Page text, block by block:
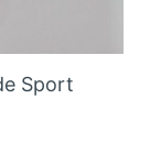
Sport